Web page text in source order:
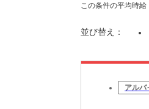
この条件の平均時
並び替え：
アルバ